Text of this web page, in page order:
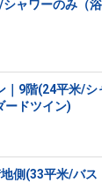
シャワーのみ（
｜9階(24平米/シ
ードツイン)
側(33平米/バス